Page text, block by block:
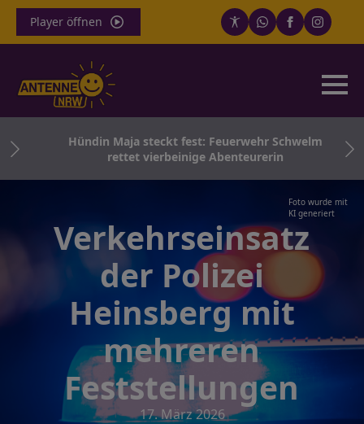
Player öffnen
Hündin Maja steckt fest: Feuerwehr Schwelm
rettet vierbeinige Abenteurerin
Foto wurde mit
KI generiert
Verkehrseinsatz
der Polizei
Heinsberg mit
mehreren
Feststellungen
17. März 2026